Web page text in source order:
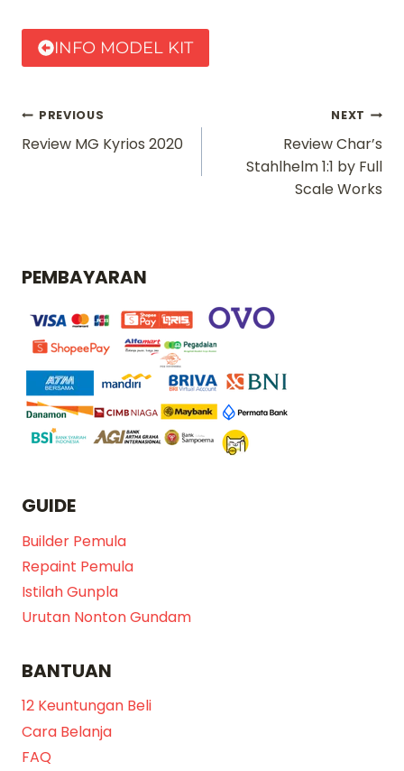
INFO MODEL KIT
Navigasi
pos
PREVIOUS
Review MG Kyrios 2020
NEXT
Review Char’s
Stahlhelm 1:1 by Full
Scale Works
PEMBAYARAN
GUIDE
Builder Pemula
Repaint Pemula
Istilah Gunpla
Urutan Nonton Gundam
BANTUAN
12 Keuntungan Beli
Cara Belanja
FAQ